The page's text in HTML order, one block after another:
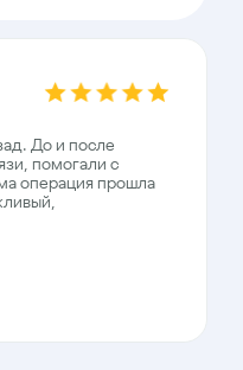
До и после
помогали с
операция прошла